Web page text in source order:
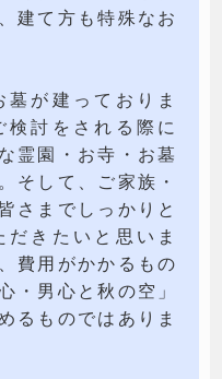
建て方も特殊なお
が建っておりま
討をされる際に
霊園・お寺・お墓
そして、ご家族・
さまでしっかりと
きたいと思いま
費用がかかるもの
・男心と秋の空」
るものではありま